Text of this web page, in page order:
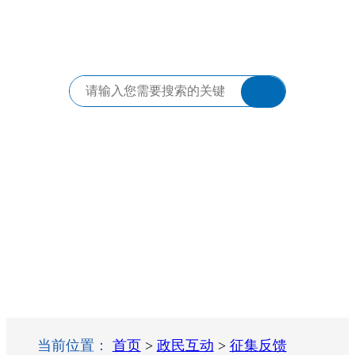
当前位置： 首页 > 政民互动 > 征集反馈